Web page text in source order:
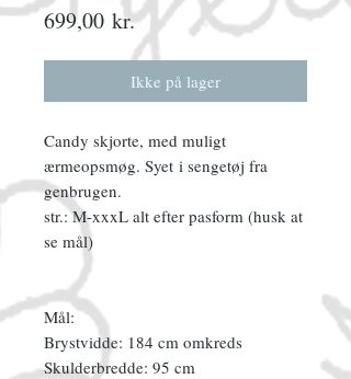
699,00 kr.Pris
Ikke på lager
Candy skjorte, med muligt
ærmeopsmøg. Syet i sengetøj fra
genbrugen.
str.: M-xxxL alt efter pasform (husk at
se mål)
Mål:
Brystvidde: 184 cm omkreds
Skulderbredde: 95 cm